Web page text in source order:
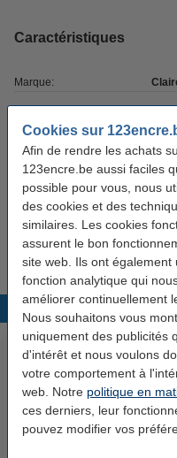
Cookies sur
Afin de rendre les achats
123encre.be aussi faciles
possible pour vous, nous
des cookies et des
similaires. Les cookies
assurent le bon
site web. Ils ont également
fonction analytique qui
améliorer continuellement
Nous souhaitons vous
uniquement des publicités
d'intérêt et nous voulons
votre comportement à
web. Notre politique en
ces derniers, leur
pouvez modifier vos
Caractéristiques
Marque:
Format: A4
Nombre de feuilles: 100
Code produit: